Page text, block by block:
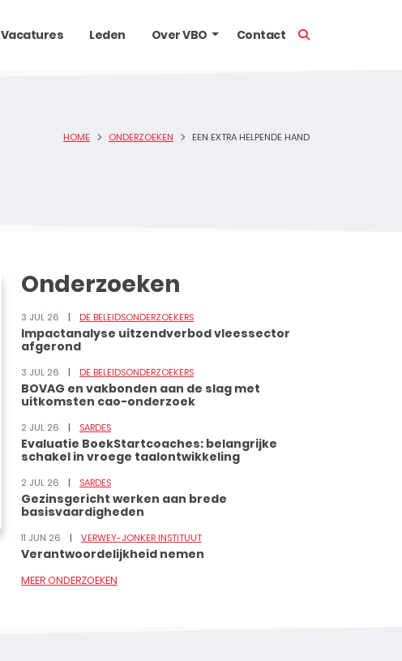
Vacatures Leden Over VBO Contact
HOME ONDERZOEKEN EEN EXTRA HELPENDE HAND
Onderzoeken
3 JUL 26 DE BELEIDSONDERZOEKERS
Impactanalyse uitzendverbod vleessector
afgerond
3 JUL 26 DE BELEIDSONDERZOEKERS
BOVAG en vakbonden aan de slag met
uitkomsten cao-onderzoek
2 JUL 26 SARDES
Evaluatie BoekStartcoaches: belangrijke
schakel in vroege taalontwikkeling
2 JUL 26 SARDES
Gezinsgericht werken aan brede
basisvaardigheden
11 JUN 26 VERWEY-JONKER INSTITUUT
Verantwoordelijkheid nemen
MEER ONDERZOEKEN